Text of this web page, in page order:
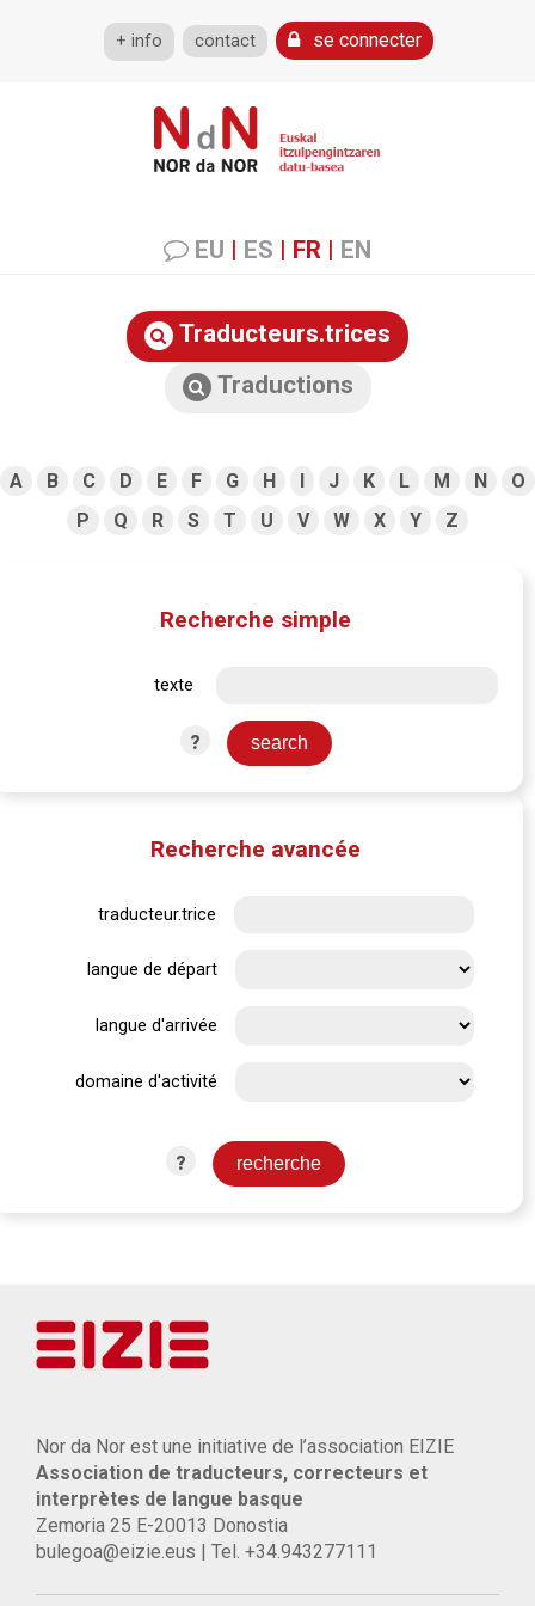
+ info contact se connecter
EU | ES | FR | EN
Traducteurs.trices
Traductions
A B C D E F G H I J K L M N
O
P
Q R S T U V W X Y Z
Recherche simple
texte
?
Recherche avancée
traducteur.trice
langue de départ
langue d'arrivée
domaine d'activité
?
Nor da Nor est une initiative de l’association EIZIE
Association de traducteurs, correcteurs et
interprètes de langue basque
Zemoria 25 E-20013 Donostia
bulegoa@eizie.eus | Tel. +34.943277111